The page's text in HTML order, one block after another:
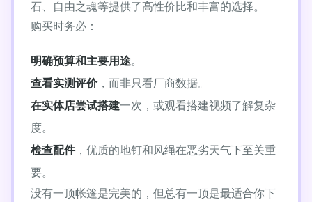
石、自由之魂等提供了高性价比和丰富的选择。
购买时务必：
明确预算和主要用途。
查看实测评价，而非只看厂商数据。
在实体店尝试搭建一次，或观看搭建视频了解复杂
度。
检查配件，优质的地钉和风绳在恶劣天气下至关重
要。
没有一顶帐篷是完美的，但总有一顶是最适合你下